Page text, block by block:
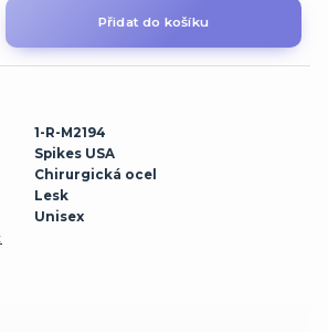
Přidat do košíku
1-R-M2194
Spikes USA
Chirurgická ocel
Lesk
Unisex